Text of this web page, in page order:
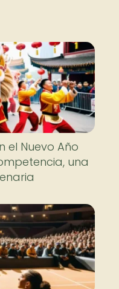
el Nuevo Año
una